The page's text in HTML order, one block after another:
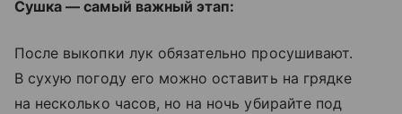
Сушка — самый важный этап:
После выкопки лук обязательно просушивают.
В сухую погоду его можно оставить на грядке
на несколько часов, но на ночь убирайте под